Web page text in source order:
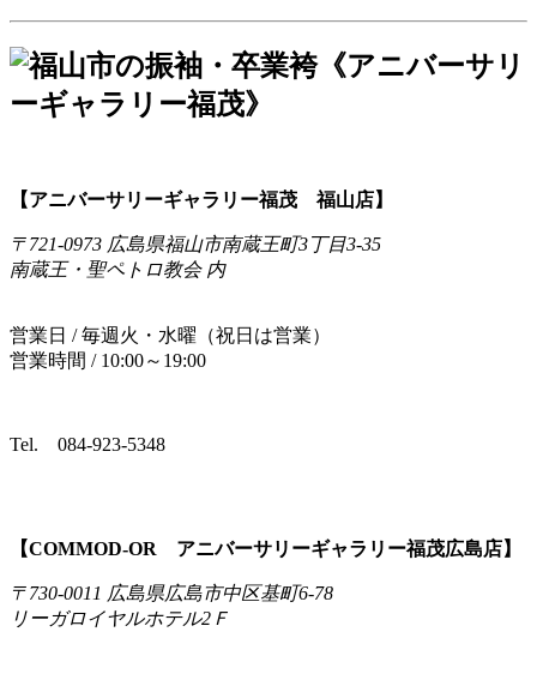
【アニバーサリーギャラリー福茂 福山店】
〒721-0973 広島県福山市南蔵王町3丁目3-35
南蔵王・聖ペトロ教会 内
営業日 / 毎週火・水曜（祝日は営業）
営業時間 / 10:00～19:00
Tel. 084-923-5348
【COMMOD‐OR アニバーサリーギャラリー福茂広島店】
〒730-0011 広島県広島市中区基町6-78
リーガロイヤルホテル2Ｆ